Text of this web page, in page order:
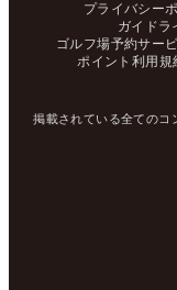
プライバシー
ガイドラ
ゴルフ場予約サー
ポイント利用規
掲載されている全てのコ